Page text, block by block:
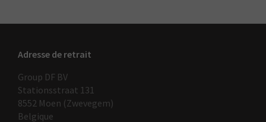
Adresse de retrait
Group DF BV
Stationsstraat 131
8552 Moen (Zwevegem)
Belgique